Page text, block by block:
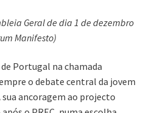
Geral de dia 1 de dezembro
Manifesto)
Portugal na chamada
o debate central da jovem
ancoragem ao projecto